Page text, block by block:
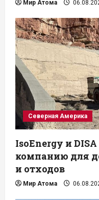
Мир Атома
Северная Америка
IsoEnergy и
компанию для
и отходов
Мир Атома